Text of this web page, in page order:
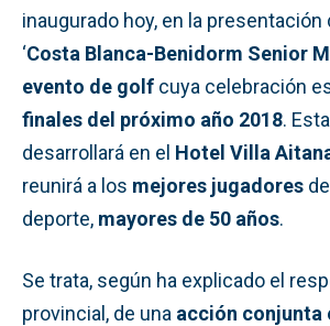
inaugurado hoy, en la
‘Costa Blanca-Benidorm Senior
evento de golf cuya celebración
finales del próximo año 2018.
desarrollará en el Hotel Villa
reunirá a los mejores jugadores
deporte, mayores de 50 años.
Se trata, según ha explicado el
provincial, de una acción conjunta